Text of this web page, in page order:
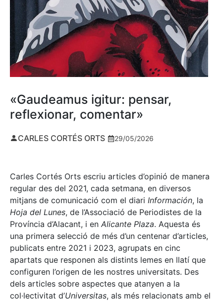
«Gaudeamus igitur: pensar,
reflexionar, comentar»
CARLES CORTÉS ORTS 29/05/2026
Carles Cortés Orts escriu articles d’opinió de manera
regular des del 2021, cada setmana, en diversos
mitjans de comunicació com el diari Información, la
Hoja del Lunes, de l’Associació de Periodistes de la
Província d’Alacant, i en Alicante Plaza. Aquesta és
una primera selecció de més d’un centenar d’articles,
publicats entre 2021 i 2023, agrupats en cinc
apartats que responen als distints lemes en llatí que
configuren l’origen de les nostres universitats. Des
dels articles sobre aspectes que atanyen a la
col·lectivitat d’Universitas, als més relacionats amb el